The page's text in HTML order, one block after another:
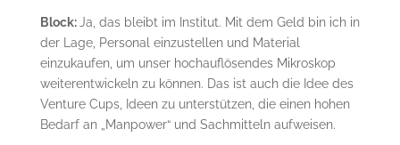
Block:Ja, das bleibt im Institut. Mit dem Geld bin ich in
der Lage, Personal einzustellen und Material
einzukaufen, um unser hochauflösendes Mikroskop
weiterentwickeln zu können. Das ist auch die Idee des
Venture Cups, Ideen zu unterstützen, die einen hohen
Bedarf an „Manpower“ und Sachmitteln aufweisen.